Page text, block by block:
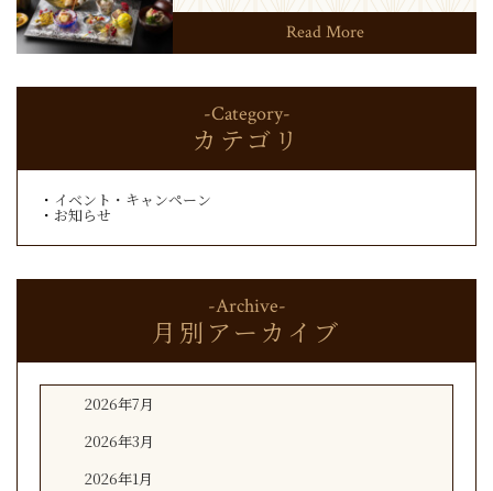
Read More
-Category-
カテゴリ
イベント・キャンペーン
お知らせ
-Archive-
月別アーカイブ
2026年7月
2026年3月
2026年1月